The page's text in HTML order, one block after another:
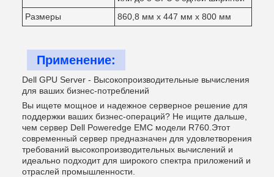
Размеры
860,8 мм х 447 мм х 800 мм
Применение:
Dell GPU Server - Высокопроизводительные вычисления
для ваших бизнес-потреблений
Вы ищете мощное и надежное серверное решение для
поддержки ваших бизнес-операций? Не ищите дальше,
чем сервер Dell Poweredge EMC модели R760.Этот
современный сервер предназначен для удовлетворения
требований высокопроизводительных вычислений и
идеально подходит для широкого спектра приложений и
отраслей промышленности.